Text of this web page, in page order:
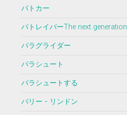
パトカー
パトレイバーThe next generation
パラグライダー
パラシュート
パラシュートする
バリー・リンドン